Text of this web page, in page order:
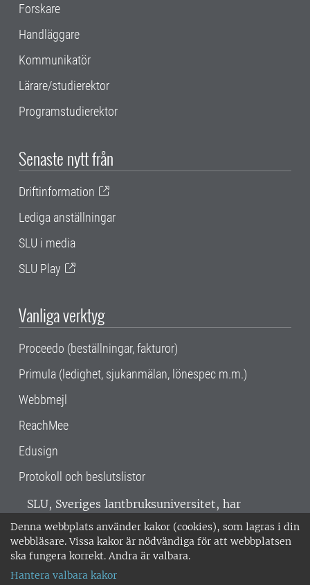
Denna webbplats använder kakor (cookies), som lagras i din
webbläsare. Vissa kakor är nödvändiga för att webbplatsen
ska fungera korrekt. Andra är valbara.
Hantera valbara kakor
Forskare
Handläggare
Kommunikatör
Lärare/studierektor
Programstudierektor
Senaste nytt från
Driftinformation
Lediga anställningar
SLU i media
SLU Play
Vanliga verktyg
Proceedo (beställningar, fakturor)
Primula (ledighet, sjukanmälan, lönespec m.m.)
Webbmejl
ReachMee
Edusign
Protokoll och beslutslistor
SLU, Sveriges lantbruksuniversitet, har
verksamhet över hela Sverige. Huvudorter är
Alnarp, Uppsala och Umeå.SLU är
miljöcertifierat enligt ISO 14001. •
018-67 10 00 • Org nr: 202100-2817 •